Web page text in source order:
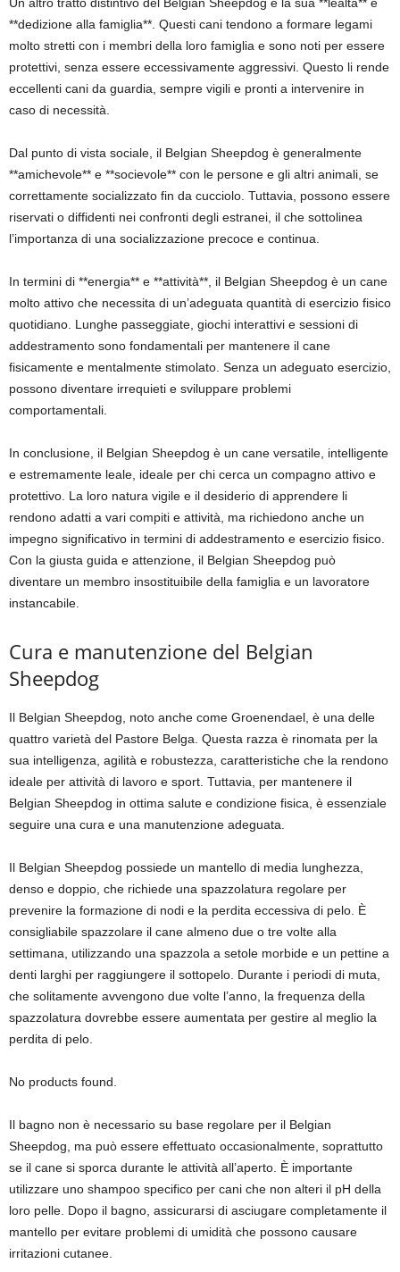
**dedizione alla famiglia**. Questi cani tendono a formare legami
molto stretti con i membri della loro famiglia e sono noti per essere
protettivi, senza essere eccessivamente aggressivi. Questo li rende
eccellenti cani da guardia, sempre vigili e pronti a intervenire in
caso di necessità.
Dal punto di vista sociale, il Belgian Sheepdog è generalmente
**amichevole** e **socievole** con le persone e gli altri animali, se
correttamente socializzato fin da cucciolo. Tuttavia, possono essere
riservati o diffidenti nei confronti degli estranei, il che sottolinea
l’importanza di una socializzazione precoce e continua.
In termini di **energia** e **attività**, il Belgian Sheepdog è un cane
molto attivo che necessita di un’adeguata quantità di esercizio fisico
quotidiano. Lunghe passeggiate, giochi interattivi e sessioni di
addestramento sono fondamentali per mantenere il cane
fisicamente e mentalmente stimolato. Senza un adeguato esercizio,
possono diventare irrequieti e sviluppare problemi
comportamentali.
In conclusione, il Belgian Sheepdog è un cane versatile, intelligente
e estremamente leale, ideale per chi cerca un compagno attivo e
protettivo. La loro natura vigile e il desiderio di apprendere li
rendono adatti a vari compiti e attività, ma richiedono anche un
impegno significativo in termini di addestramento e esercizio fisico.
Con la giusta guida e attenzione, il Belgian Sheepdog può
diventare un membro insostituibile della famiglia e un lavoratore
instancabile.
Cura e manutenzione del Belgian
Sheepdog
Il Belgian Sheepdog, noto anche come Groenendael, è una delle
quattro varietà del Pastore Belga. Questa razza è rinomata per la
sua intelligenza, agilità e robustezza, caratteristiche che la rendono
ideale per attività di lavoro e sport. Tuttavia, per mantenere il
Belgian Sheepdog in ottima salute e condizione fisica, è essenziale
seguire una cura e una manutenzione adeguata.
Il Belgian Sheepdog possiede un mantello di media lunghezza,
denso e doppio, che richiede una spazzolatura regolare per
prevenire la formazione di nodi e la perdita eccessiva di pelo. È
consigliabile spazzolare il cane almeno due o tre volte alla
settimana, utilizzando una spazzola a setole morbide e un pettine a
denti larghi per raggiungere il sottopelo. Durante i periodi di muta,
che solitamente avvengono due volte l’anno, la frequenza della
spazzolatura dovrebbe essere aumentata per gestire al meglio la
perdita di pelo.
No products found.
Il bagno non è necessario su base regolare per il Belgian
Sheepdog, ma può essere effettuato occasionalmente, soprattutto
se il cane si sporca durante le attività all’aperto. È importante
utilizzare uno shampoo specifico per cani che non alteri il pH della
loro pelle. Dopo il bagno, assicurarsi di asciugare completamente il
mantello per evitare problemi di umidità che possono causare
irritazioni cutanee.